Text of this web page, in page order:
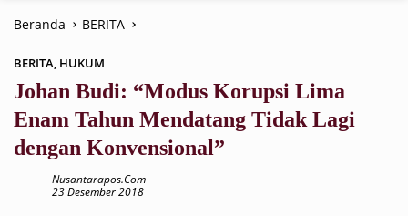
Beranda BERITA
BERITA, HUKUM
Johan Budi: “Modus Korupsi Lima
Enam Tahun Mendatang Tidak Lagi
dengan Konvensional”
Nusantarapos.com
23 Desember 2018